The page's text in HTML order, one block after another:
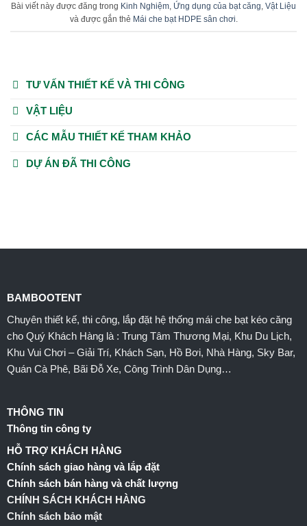
Bài viết này được đăng trong Kinh Nghiệm Ứng dụng của bạt căng Vật Liệu
và được gắn thẻ Mái che bạt HDPE sân chơi
TƯ VẤN THIẾT KẾ VÀ THI CÔNG
VẬT LIỆU
CÁC MẪU THIẾT KẾ THAM KHẢO
DỰ ÁN ĐÃ THI CÔNG
BAMBOOTENT
Chuyên thiết kế, thi công, lắp đặt hệ thống mái che bạt kéo căng
cho Quý Khách Hàng là : Trung Tâm Thương Mại, Khu Du Lịch,
Khu Vui Chơi – Giải Trí, Khách Sạn, Hồ Bơi, Nhà Hàng, Sky Bar,
Quán Cà Phê, Bãi Đỗ Xe, Công Trình Dân Dụng…
THÔNG TIN
Thông tin công ty
HỖ TRỢ KHÁCH HÀNG
Chính sách giao hàng và lắp đặt
Chính sách bán hàng và chất lượng
CHÍNH SÁCH KHÁCH HÀNG
Chính sách bảo mật